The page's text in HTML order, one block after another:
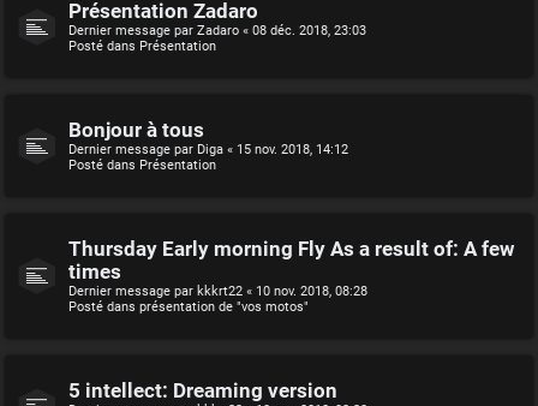
Présentation Zadaro
Dernier message par Zadaro « 08 déc. 2018, 23:03
Posté dans Présentation
Bonjour à tous
Dernier message par Diga « 15 nov. 2018, 14:12
Posté dans Présentation
Thursday Early morning Fly As a result of: A few
times
Dernier message par kkkrt22 « 10 nov. 2018, 08:28
Posté dans présentation de "vos motos"
5 intellect: Dreaming version